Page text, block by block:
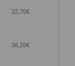
32,70€
38,20€